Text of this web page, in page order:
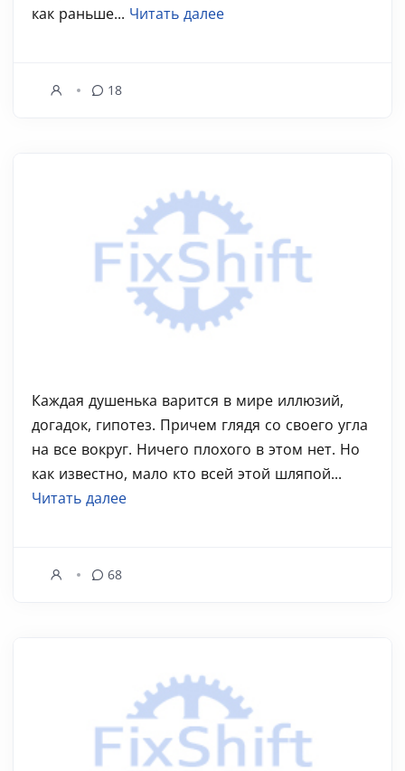
как раньше... Читать далее
18
Каждая душенька варится в мире иллюзий,
догадок, гипотез. Причем глядя со своего угла
на все вокруг. Ничего плохого в этом нет. Но
как известно, мало кто всей этой шляпой...
Читать далее
68